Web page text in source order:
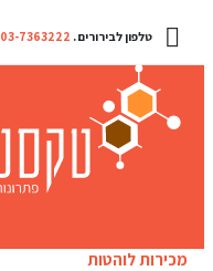
טלפון לבירורים . 03-7363222
מכירות לוהטות